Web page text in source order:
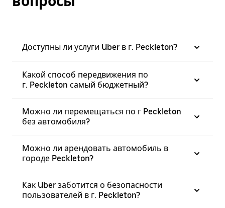
Доступны ли услуги Uber в г. Peckleton?
Какой способ передвижения по
г. Peckleton самый бюджетный?
Можно ли перемещаться по г Peckleton
без автомобиля?
Можно ли арендовать автомобиль в
городе Peckleton?
Как Uber заботится о безопасности
пользователей в г. Peckleton?